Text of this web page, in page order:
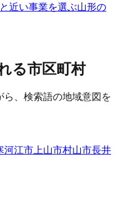
近い事業を選ぶ山形の
る市区町村
ら、検索語の地域意図を
河江市 上山市村山市長井